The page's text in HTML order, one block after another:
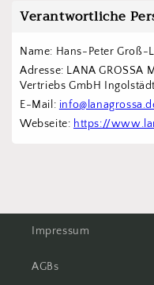
Verantwortliche
Name: Hans-Peter Groß-
Adresse: LANA GROSSA
Vertriebs GmbH
E-Mail:
Webseite: https://
Impressum
AGBs